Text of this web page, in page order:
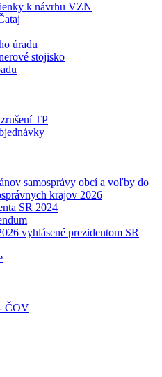
k návrhu VZN
úradu
stojisko
TP
samosprávy obcí a voľby do
krajov 2026
SR 2024
vyhlásené prezidentom SR
ČOV